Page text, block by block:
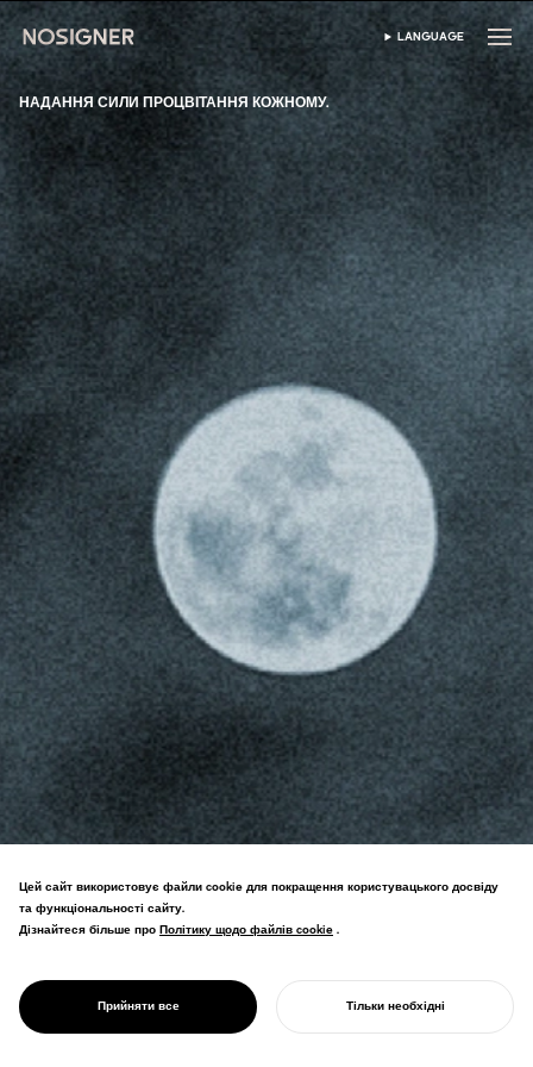
ГОЛОВНА
ВИБЕРІТЬ МОВУ
LANGUAGE
НАДАННЯ СИЛИ ПРОЦВІТАННЯ КОЖНОМУ.
ДИЗАЙН ДЛЯ
ОСВІТИ
що розвивається. Використовуючи
потенціал, сприяючи адаптації та
стійкому мисленню.
Цей сайт використовує файли cookie для покращення користувацького досвіду
та функціональності сайту.
Дізнайтеся більше про Політику щодо файлів cookie
Політику щодо файлів cookie .
Прийняти все Тільки необхідні